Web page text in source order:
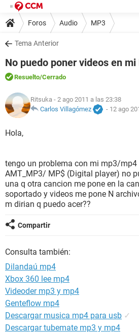
Foros Audio MP3
Tema Anterior
No puedo poner videos en
Resuelto/Cerrado
Ritsuka - 2 ago 2011 a las 23:38
Carlos Villagómez
- 12 ago
Hola,
tengo un problema con mi mp3/mp4
AMT_MP3/ MP$ (Digital player) no
una q otra cancion me pone en la
soportado y videos me pone N
m dirian q puedo acer??
Compartir
Consulta también:
Dilandaú mp4
Xbox 360 lee mp4
Videoder mp3 y mp4
Genteflow mp4
Descargar musica mp4 para usb ✓
Descargar tubemate mp3 y mp4